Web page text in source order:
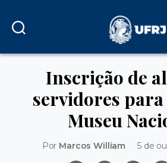
Inscrição de
servidores para
Museu
Por Marcos William 5 de